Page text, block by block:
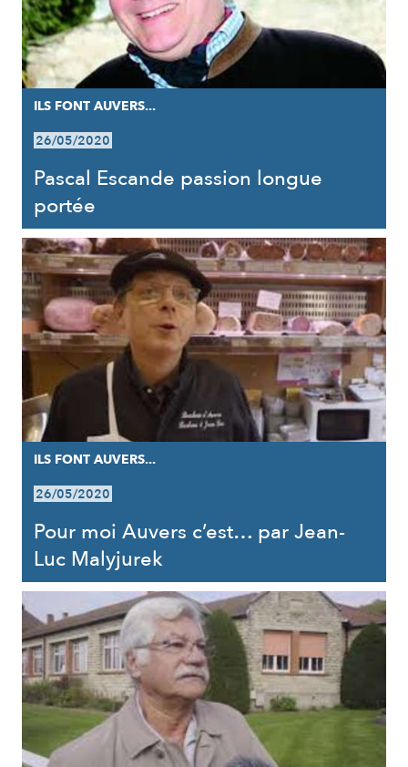
ILS FONT AUVERS...
26/05/2020
Pascal Escande passion longue
portée
ILS FONT AUVERS...
26/05/2020
Pour moi Auvers c’est… par Jean-
Luc Malyjurek